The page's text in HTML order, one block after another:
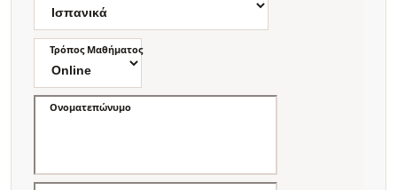
Τρόπος Μαθήματος
Ονοματεπώνυμο